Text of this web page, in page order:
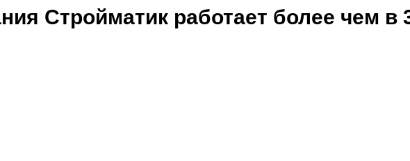
Стройматик работает более чем в